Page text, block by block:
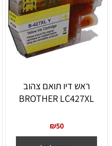
ראש דיו תואם צהוב
BROTHER LC427XL
₪50